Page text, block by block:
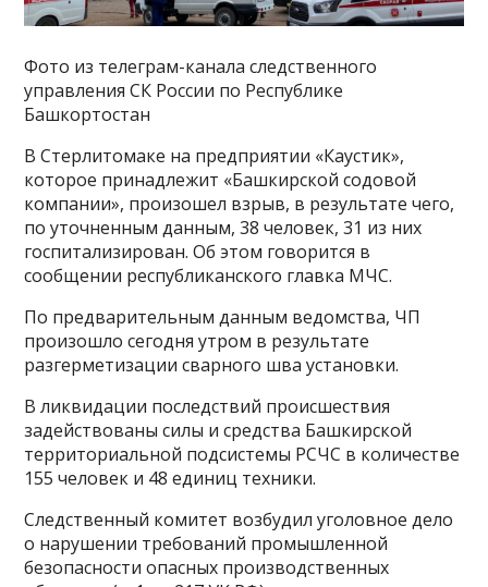
Фото из телеграм-канала следственного
управления СК России по Республике
Башкортостан
В Стерлитомаке на предприятии «Каустик»,
которое принадлежит «Башкирской содовой
компании», произошел взрыв, в результате чего,
по уточненным данным, 38 человек, 31 из них
госпитализирован. Об этом говорится в
сообщении республиканского главка МЧС.
По предварительным данным ведомства, ЧП
произошло сегодня утром в результате
разгерметизации сварного шва установки.
В ликвидации последствий происшествия
задействованы силы и средства Башкирской
территориальной подсистемы РСЧС в количестве
155 человек и 48 единиц техники.
Следственный комитет возбудил уголовное дело
о нарушении требований промышленной
безопасности опасных производственных